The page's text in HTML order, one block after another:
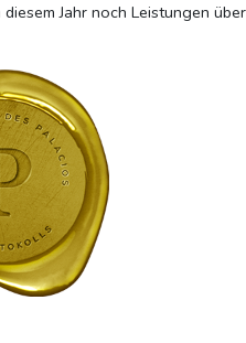
Jahr noch Leistungen